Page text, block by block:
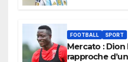
FOOTBALL SPORT
Mercato : Dion
rapproche